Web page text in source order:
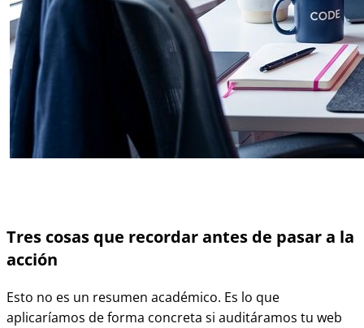
Tres cosas que recordar antes de pasar a la
acción
Esto no es un resumen académico. Es lo que
aplicaríamos de forma concreta si auditáramos tu web